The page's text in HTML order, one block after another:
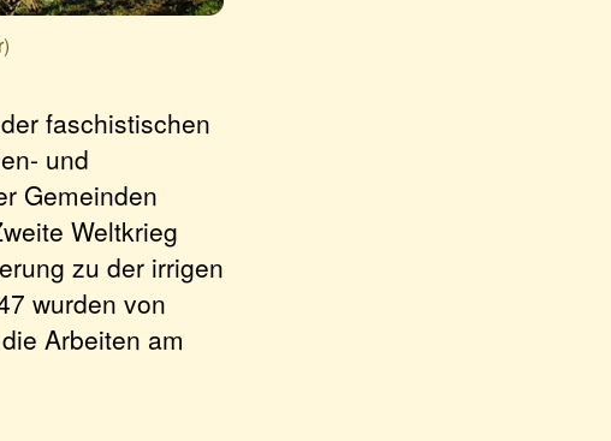
faschistischen
und
Gemeinden
Weltkrieg
zu der irrigen
wurden von
Arbeiten am